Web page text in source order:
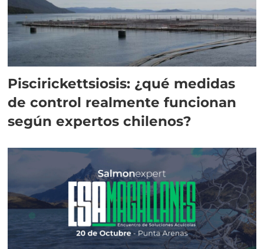
Piscirickettsiosis: ¿qué medidas
de control realmente funcionan
según expertos chilenos?